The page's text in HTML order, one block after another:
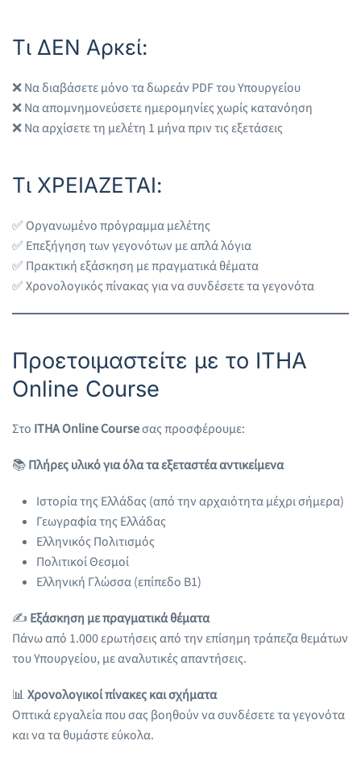
Τι ΔΕΝ Αρκεί:
❌ Να διαβάσετε μόνο τα δωρεάν PDF του Υπουργείου
❌ Να απομνημονεύσετε ημερομηνίες χωρίς κατανόηση
❌ Να αρχίσετε τη μελέτη 1 μήνα πριν τις εξετάσεις
Τι ΧΡΕΙΑΖΕΤΑΙ:
✅ Οργανωμένο πρόγραμμα μελέτης
✅ Επεξήγηση των γεγονότων με απλά λόγια
✅ Πρακτική εξάσκηση με πραγματικά θέματα
✅ Χρονολογικός πίνακας για να συνδέσετε τα γεγονότα
Προετοιμαστείτε με το ITHA
Online Course
Στο ITHA Online Courseσας προσφέρουμε:
📚Πλήρες υλικό για όλα τα εξεταστέα αντικείμενα
Ιστορία της Ελλάδας (από την αρχαιότητα μέχρι σήμερα)
Γεωγραφία της Ελλάδας
Ελληνικός Πολιτισμός
Πολιτικοί Θεσμοί
Ελληνική Γλώσσα (επίπεδο Β1)
✍️ Εξάσκηση με πραγματικά θέματα
Πάνω από 1.000 ερωτήσεις από την επίσημη τράπεζα θεμάτων
του Υπουργείου, με αναλυτικές απαντήσεις.
📊Χρονολογικοί πίνακες και σχήματα
Οπτικά εργαλεία που σας βοηθούν να συνδέσετε τα γεγονότα
και να τα θυμάστε εύκολα.